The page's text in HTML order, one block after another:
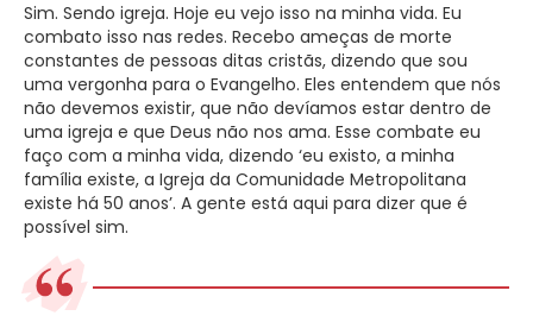
Sim. Sendo igreja. Hoje eu vejo isso na minha vida. Eu
combato isso nas redes. Recebo ameças de morte
constantes de pessoas ditas cristãs, dizendo que sou
uma vergonha para o Evangelho. Eles entendem que nós
não devemos existir, que não devíamos estar dentro de
uma igreja e que Deus não nos ama. Esse combate eu
faço com a minha vida, dizendo ‘eu existo, a minha
família existe, a Igreja da Comunidade Metropolitana
existe há 50 anos’. A gente está aqui para dizer que é
possível sim.